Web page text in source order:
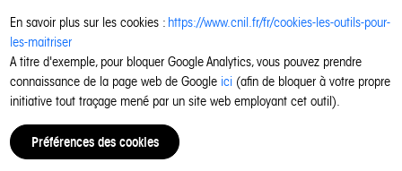
En savoir plus sur les cookies : https://www.cnil.fr/fr/cookies-les-outils-pour-
les-maitriser
A titre d'exemple, pour bloquer Google Analytics, vous pouvez prendre
connaissance de la page web de Google ici (afin de bloquer à votre propre
initiative tout traçage mené par un site web employant cet outil).
Préférences des cookies